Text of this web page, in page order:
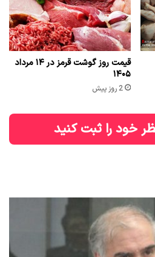
قیمت روز گوشت قرمز در ۱۴ مرداد
۱۴۰۵
2 روز پیش
خود را ثبت کنید